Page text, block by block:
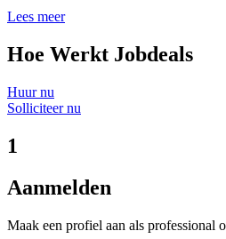
Lees meer
Hoe Werkt Jobdeals
Huur nu
Solliciteer nu
1
Aanmelden
Maak een profiel aan als professional